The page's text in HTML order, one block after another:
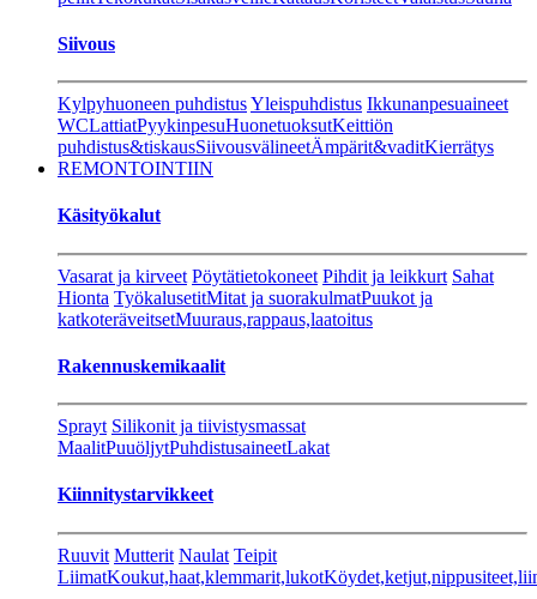
Siivous
Kylpyhuoneen puhdistusYleispuhdistus Ikkunanpesuaineet
WCLattiatPyykinpesuHuonetuoksutKeittiön
puhdistus&tiskausSiivousvälineetÄmpärit&vaditKierrätys
REMONTOINTIIN
Käsityökalut
Vasarat ja kirveet Pöytätietokoneet Pihdit ja leikkurt Sahat
Hionta TyökalusetitMitat ja suorakulmatPuukot ja
katkoteräveitsetMuuraus,rappaus,laatoitus
Rakennuskemikaalit
Sprayt Silikonit ja tiivistysmassat
MaalitPuuöljytPuhdistusaineetLakat
Kiinnitystarvikkeet
Ruuvit Mutterit Naulat Teipit
LiimatKoukut,haat,klemmarit,lukot